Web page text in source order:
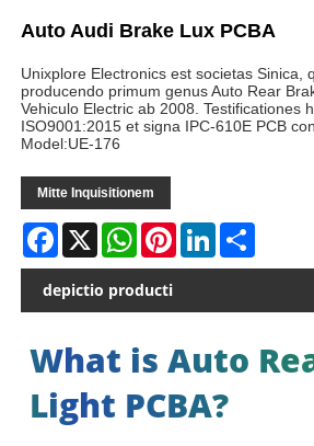
Auto Audi Brake Lux PCBA
Unixplore Electronics est societas Sinica,
producendo primum genus Auto Rear
Vehiculo Electric ab 2008. Testificationes
ISO9001:2015 et signa IPC-610E PCB
Model:UE-176
Mitte Inquisitionem
Facebook
X WhatsAppPinterestLinkedInShare
depictio producti
What is Auto
Light PCBA?